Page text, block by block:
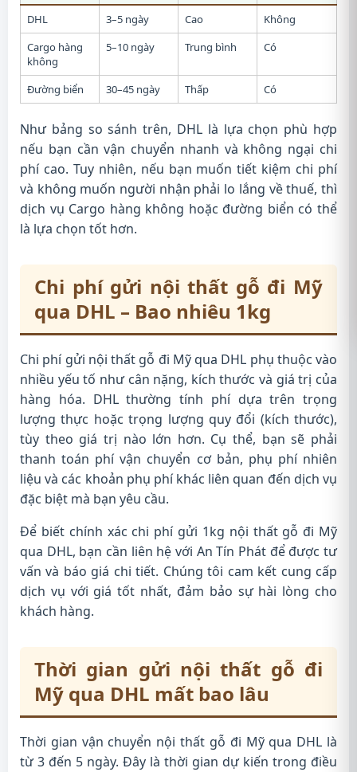
DHL
3–5 ngày Cao
Không
Cargo hàng
không
5–10 ngày Trung bình Có
Đường biển 30–45 ngày Thấp Có
Như bảng so sánh trên, DHL là lựa chọn phù hợp
nếu bạn cần vận chuyển nhanh và không ngại chi
phí cao. Tuy nhiên, nếu bạn muốn tiết kiệm chi phí
và không muốn người nhận phải lo lắng về thuế, thì
dịch vụ Cargo hàng không hoặc đường biển có thể
là lựa chọn tốt hơn.
Chi phí gửi nội thất gỗ đi Mỹ
qua DHL – Bao nhiêu 1kg
Chi phí gửi nội thất gỗ đi Mỹ qua DHL phụ thuộc vào
nhiều yếu tố như cân nặng, kích thước và giá trị của
hàng hóa. DHL thường tính phí dựa trên trọng
lượng thực hoặc trọng lượng quy đổi (kích thước),
tùy theo giá trị nào lớn hơn. Cụ thể, bạn sẽ phải
thanh toán phí vận chuyển cơ bản, phụ phí nhiên
liệu và các khoản phụ phí khác liên quan đến dịch vụ
đặc biệt mà bạn yêu cầu.
Để biết chính xác chi phí gửi 1kg nội thất gỗ đi Mỹ
qua DHL, bạn cần liên hệ với An Tín Phát để được tư
vấn và báo giá chi tiết. Chúng tôi cam kết cung cấp
dịch vụ với giá tốt nhất, đảm bảo sự hài lòng cho
khách hàng.
Thời gian gửi nội thất gỗ đi
Mỹ qua DHL mất bao lâu
Thời gian vận chuyển nội thất gỗ đi Mỹ qua DHL là
từ 3 đến 5 ngày. Đây là thời gian dự kiến trong điều